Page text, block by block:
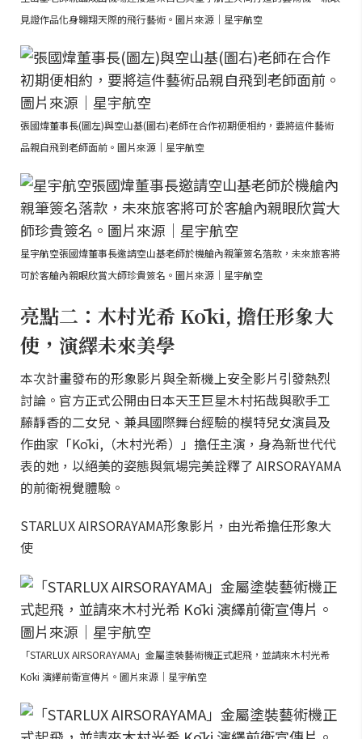
見證作品化身翱翔天際的飛行藝術。圖片來源｜星宇航空
張國煒董事長(圖左)與空山基(圖右)老師在合作初期便相約，要將這件藝術
品親自飛到老師面前。圖片來源｜星宇航空
星宇航空張國煒董事長邀請空山基老師於機艙內親筆簽名落款，未來旅客將
可於客艙內親眼欣賞大師珍貴簽名。圖片來源｜星宇航空
亮點二：木村光希 Kōki, 擔任形象大
使，演繹未來美學
本次計畫發布的形象影片與全新機上安全影片引發熱烈
討論。官方正式公開由日本天王巨星木村拓哉與歌手工
藤靜香的二女兒、兼具國際舞台經驗的模特兒女演員及
作曲家「Kōki,（木村光希）」擔任主演，身為新世代代
表的她，以絕美的姿態與氣場完美詮釋了 AIRSORAYAMA
的前衛視覺體驗。
STARLUX AIRSORAYAMA形象影片，由光希擔任形象大
使
「STARLUX AIRSORAYAMA」金屬塗裝藝術機正式起飛，並請來木村光希
Kōki 演繹前衛宣傳片。圖片來源｜星宇航空